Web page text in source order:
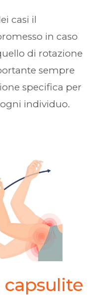
casi il
in caso
di rotazione
sempre
specifica per
individuo.
capsulite